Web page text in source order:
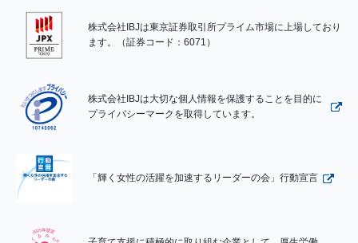
株式会社IBJは東京証券取引所プライム市場に上場しており
ます。（証券コード：6071）
株式会社IBJは大切な個人情報を保護することを目的に
プライバシーマークを取得しています。
「輝く女性の活躍を加速するリーダーの会」行動宣言